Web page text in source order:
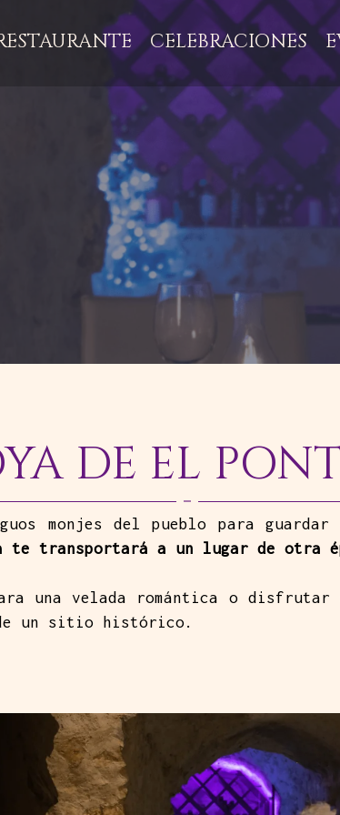
CELEBRACIONES
DE EL
monjes del pueblo para
te transportará a un lugar de otra
una velada romántica o disfrutar
un sitio histórico.